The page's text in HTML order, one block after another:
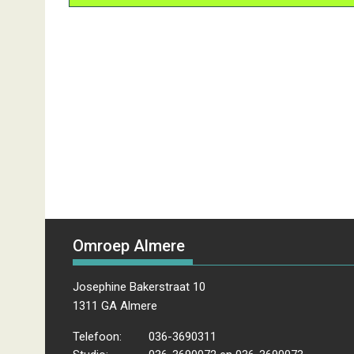
Omroep Almere
Josephine Bakerstraat 10
1311 GA Almere
Telefoon:
036-3690311